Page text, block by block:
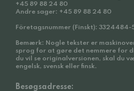
+45 89 88 24 80
Andre sager: +45 89 88 24 80
Företagsnummer (Finskt): 3324484-
Bemærk: Nogle tekster er
sprog for at gøre det nemmere for
du vil se originalversionen, skal du
engelsk, svensk eller finsk.
Besøgsadresse: